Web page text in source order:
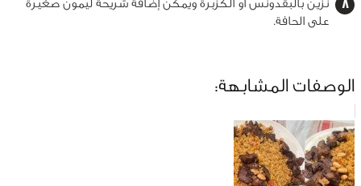
نزين بالبقدونس أو الكزبرة ويمكن إضافة شريحة ليمون صغيرة
على الحافة.
الوصفات المشابهة: